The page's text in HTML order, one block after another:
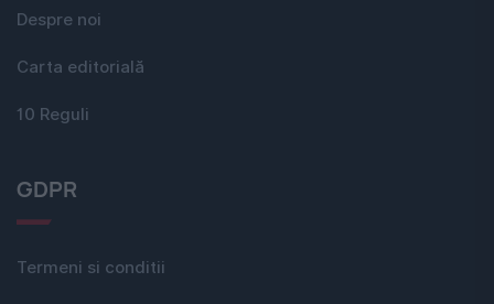
Despre noi
Carta editorială
10 Reguli
GDPR
Termeni si conditii